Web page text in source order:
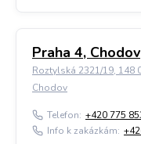
Praha 4, Chodov
Roztylská 2321/19, 148
Chodov
Telefon: +420 775
Info k zakázkám: